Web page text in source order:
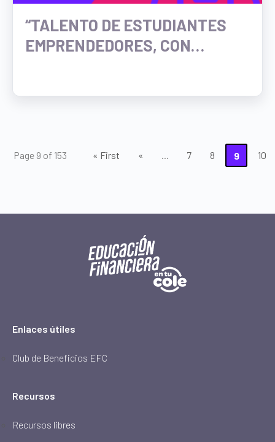
“TALENTO DE ESTUDIANTES
EMPRENDEDORES, CON
Page 9 of 153 « First « ... 7 8 9 10
Enlaces útiles
Club de Beneficios EFC
Recursos
Recursos libres